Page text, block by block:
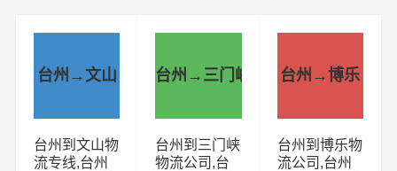
台州→文山
台州到文山物
流专线,台州
台州→三门峡
台州到三门峡
物流公司,台
台州→博乐
台州到博乐物
流公司,台州